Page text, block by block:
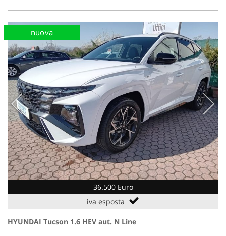
36.500 Euro
iva esposta
nuova
HYUNDAI Tucson 1.6 HEV aut. N Line